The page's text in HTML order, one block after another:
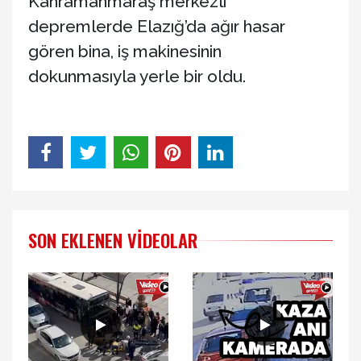
depremlerde Elazığ’da ağır hasar
gören bina, iş makinesinin
dokunmasıyla yerle bir oldu.
SON EKLENEN VIDEOLAR